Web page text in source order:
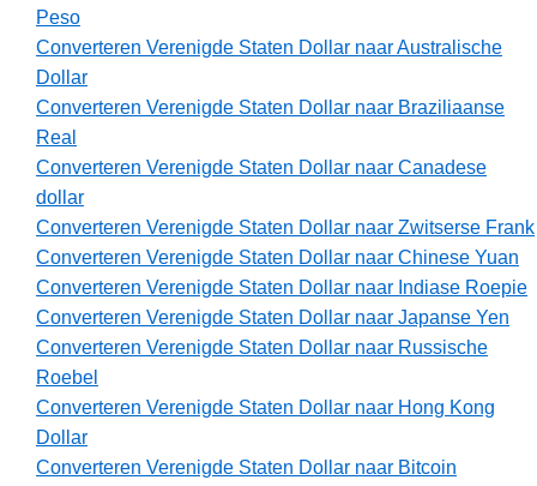
Peso
Converteren Verenigde Staten Dollar naar Australische
Dollar
Converteren Verenigde Staten Dollar naar Braziliaanse
Real
Converteren Verenigde Staten Dollar naar Canadese
dollar
Converteren Verenigde Staten Dollar naar Zwitserse Frank
Converteren Verenigde Staten Dollar naar Chinese Yuan
Converteren Verenigde Staten Dollar naar Indiase Roepie
Converteren Verenigde Staten Dollar naar Japanse Yen
Converteren Verenigde Staten Dollar naar Russische
Roebel
Converteren Verenigde Staten Dollar naar Hong Kong
Dollar
Converteren Verenigde Staten Dollar naar Bitcoin